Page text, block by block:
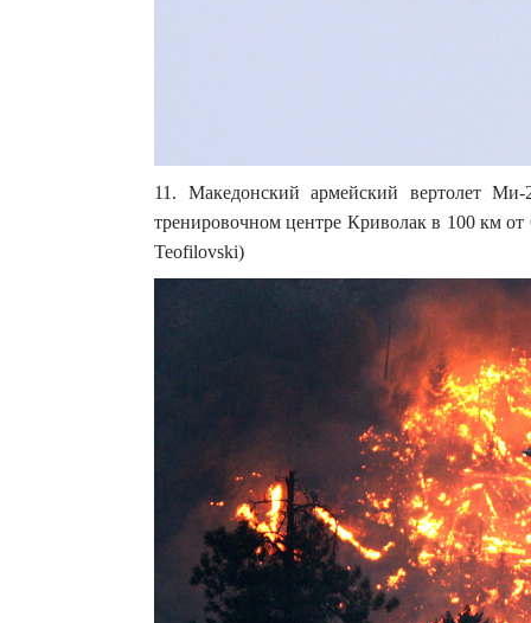
11. Македонский армейский вертолет
тренировочном центре Криволак в 100 км
Teofilovski)